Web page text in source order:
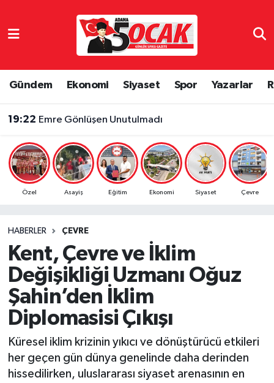
Gündem Ekonomi Siyaset Spor Yazarlar
19:22 Emre Gönlüşen Unutulmadı
Özel Asayiş Eğitim Ekonomi Siyaset Çevre
HABERLER ÇEVRE
Kent, Çevre ve İklim
Değişikliği Uzmanı Oğuz
Şahin’den İklim
Diplomasisi Çıkışı
Küresel iklim krizinin yıkıcı ve dönüştürücü etkileri
her geçen gün dünya genelinde daha derinden
hissedilirken, uluslararası siyaset arenasının en
Dünya
Eğitim
Gündem
Haber Reklam
Magazin
Özel
Resmi İlanlar
Adana Nöbetçi Eczaneler
Adana Trafik Yoğunluk Haritası
Süper Lig Puan Durumu ve Fikstür
Son Dakika Haberleri
Haber Arşivi